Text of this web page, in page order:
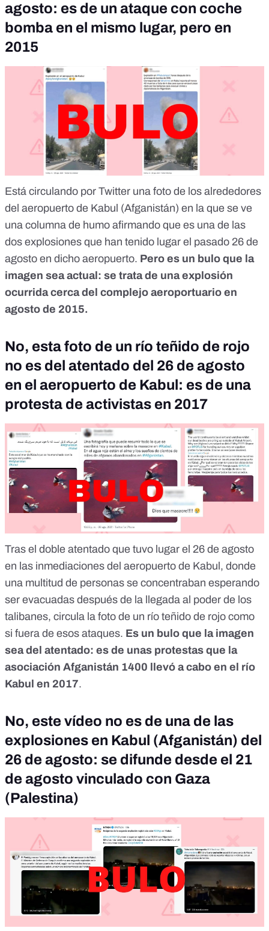
agosto: es de un ataque con coche
bomba en el mismo lugar, pero en
2015
Está circulando por Twitter una foto de los alrededores
del aeropuerto de Kabul (Afganistán) en la que se ve
una columna de humo afirmando que es una de las
dos explosiones que han tenido lugar el pasado 26 de
agosto en dicho aeropuerto. Pero es un bulo que la
imagen sea actual: se trata de una explosión
ocurrida cerca del complejo aeroportuario en
agosto de 2015.
No, esta foto de un río teñido de rojo
no es del atentado del 26 de agosto
en el aeropuerto de Kabul: es de una
protesta de activistas en 2017
Tras el doble atentado que tuvo lugar el 26 de agosto
en las inmediaciones del aeropuerto de Kabul, donde
una multitud de personas se concentraban esperando
ser evacuadas después de la llegada al poder de los
talibanes, circula la foto de un río teñido de rojo como
si fuera de esos ataques. Es un bulo que la imagen
sea del atentado: es de unas protestas que la
asociación Afganistán 1400 llevó a cabo en el río
Kabul en 2017.
No, este vídeo no es de una de las
explosiones en Kabul (Afganistán) del
26 de agosto: se difunde desde el 21
de agosto vinculado con Gaza
(Palestina)